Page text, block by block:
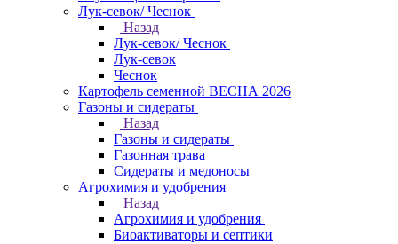
Лук-севок/ Чеснок
Назад
Лук-севок/ Чеснок
Лук-севок
Чеснок
Картофель семенной ВЕСНА 2026
Газоны и сидераты
Назад
Газоны и сидераты
Газонная трава
Сидераты и медоносы
Агрохимия и удобрения
Назад
Агрохимия и удобрения
Биоактиваторы и септики